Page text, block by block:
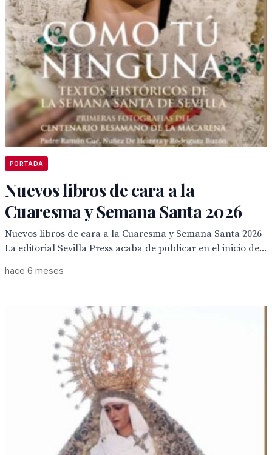
PORTADA
Nuevos libros de cara a la
Cuaresma y Semana Santa 2026
Nuevos libros de cara a la Cuaresma y Semana Santa 2026
La editorial Sevilla Press acaba de publicar en el inicio de...
hace 6 meses